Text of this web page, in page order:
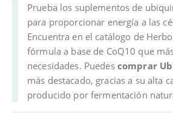
Prueba los suplementos de
para proporcionar energía a las
Encuentra en el catálogo de
fórmula a base de CoQ10 que
necesidades. Puedes comprar
más destacado, gracias a su alta
producido por fermentación